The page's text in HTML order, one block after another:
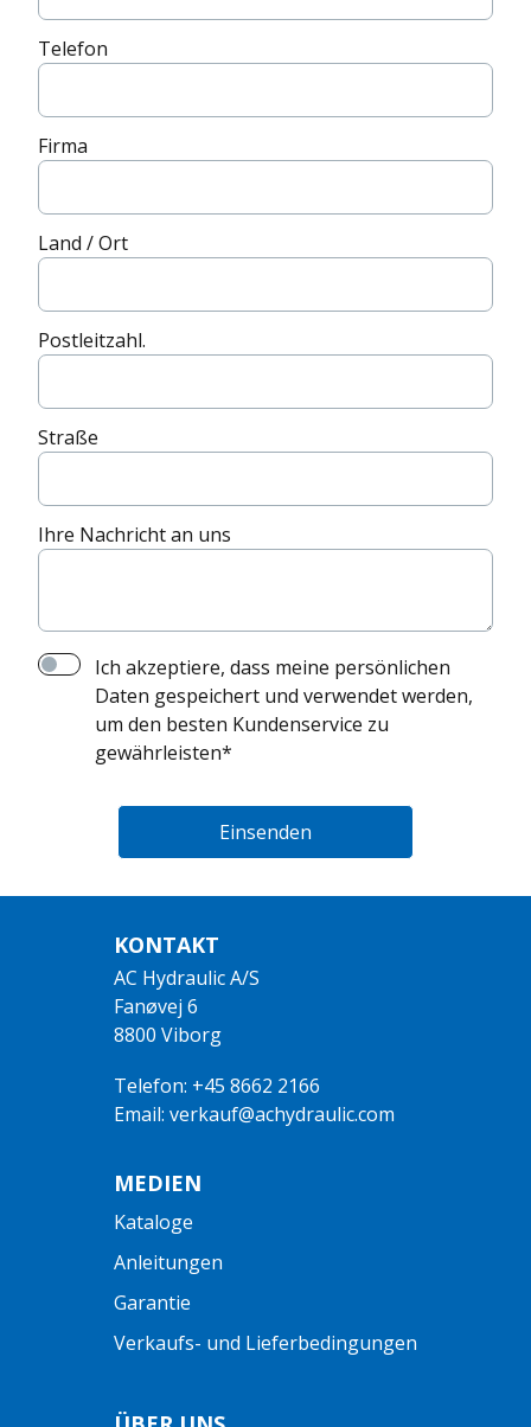
Telefon
Firma
Land / Ort
Postleitzahl.
Straße
Ihre Nachricht an uns
Ich akzeptiere, dass meine persönlichen
Daten gespeichert und verwendet werden,
um den besten Kundenservice zu
gewährleisten*
KONTAKT
AC Hydraulic A/S
Fanøvej 6
8800 Viborg
Telefon: +45 8662 2166
Email: verkauf@achydraulic.com
MEDIEN
Kataloge
Anleitungen
Garantie
Verkaufs- und Lieferbedingungen